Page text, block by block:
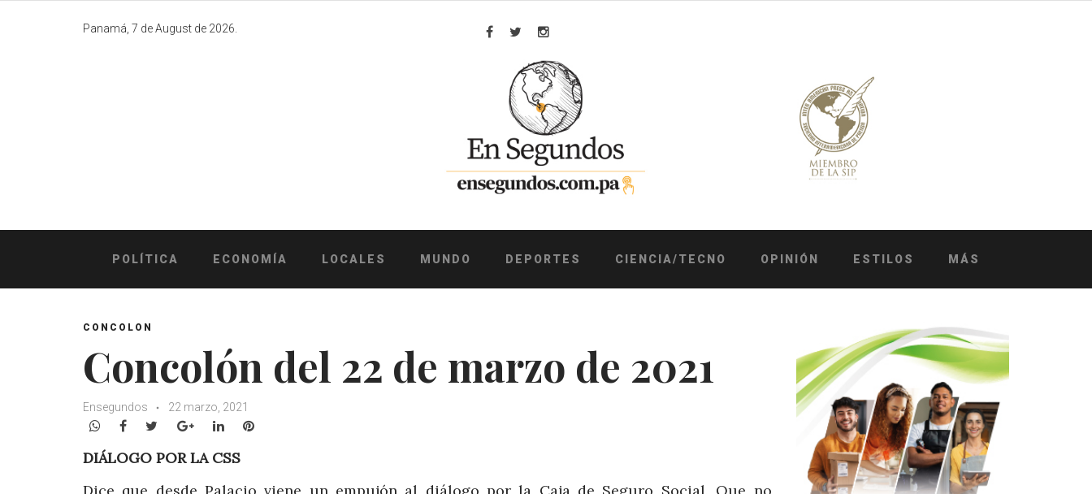
Panamá, 7 de August de 2026.
Facebook
TwitterInstagram
POLÍTICA ECONOMÍA LOCALES MUNDO DEPORTES CIENCIA/TECNO OPINIÓN ESTILOS MÁS
CONCOLON
Concolón del 22 de marzo de 2021
Ensegundos 22 marzo, 2021
WhatsApp
Facebook
TwitterGoogle+LinkedInPinterest
DIÁLOGO POR LA CSS
Dice que desde Palacio viene un empujón al diálogo por la Caja de Seguro Social. Que no